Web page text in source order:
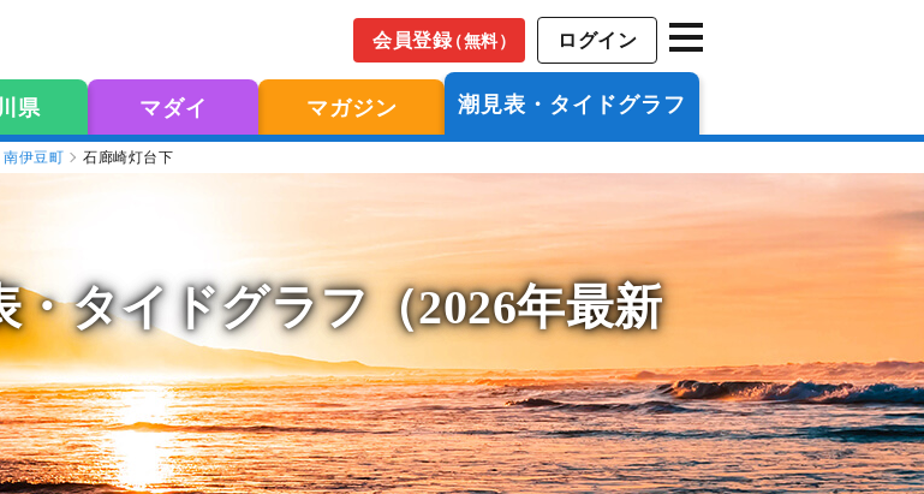
会員登録（無料） ログイン
県 マダイ マガジン 潮見表・タイドグラフ
南伊豆町 石廊崎灯台下
・タイドグラフ（2026年最新